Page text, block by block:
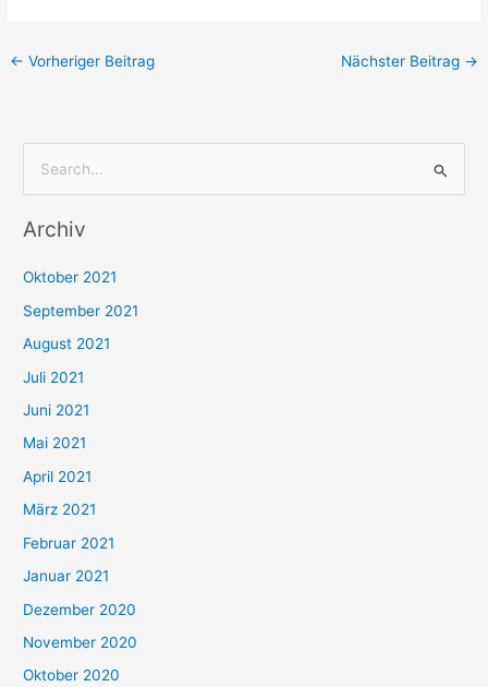
← Vorheriger Beitrag Nächster Beitrag →
c
n
n
a
c
h
:
Archiv
Oktober 2021
September 2021
August 2021
Juli 2021
Juni 2021
Mai 2021
April 2021
März 2021
Februar 2021
Januar 2021
Dezember 2020
November 2020
Oktober 2020